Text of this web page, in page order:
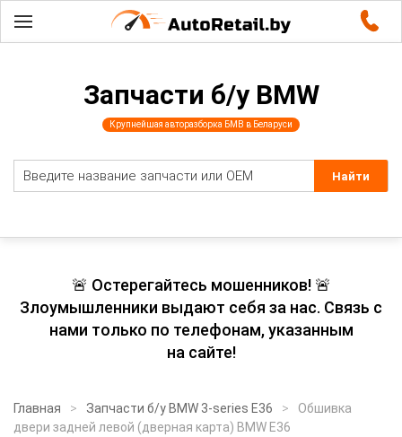
Запчасти б/у BMW
Крупнейшая авторазборка БМВ в Беларуси
🚨 Остерегайтесь мошенников! 🚨
Злоумышленники выдают себя за нас. Связь с
нами только по телефонам, указанным
на сайте!
Главная Запчасти б/у BMW 3-series E36
Обшивка
двери задней левой (дверная карта) BMW E36